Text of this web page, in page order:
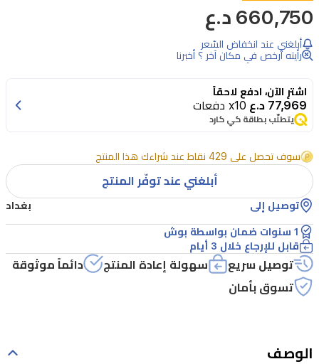
طباخ
الغاز
المدمج
PPQ9A6B90
بخمسة
قوية
على
سطح
مقسى
أنيق
باللون
طهيًا
660,750 د.ع
أبلغني عند انخفاض السّعر
رأيته أرخص في مكان آخر ؟ أخبرنا
اشترِ الآن، ادفع لاحقاً
77,969 د.ع x10 دفعات
يتطلّب بطاقة كي كارد
سوف تحصل على 429 نقاط عند شراءك هذا المنتج
أبلغني عند توفّر المنتج
توصيل إلى بغداد
1 سنوات ضمان بواسطة بوش
قابل للإرجاع خلال 3 أيام
توصيل سريع سهولة إعادة المنتج
دائماً موثوقة
تسوق بأمان
الوصف